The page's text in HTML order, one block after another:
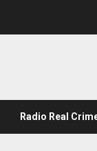
Radio Real